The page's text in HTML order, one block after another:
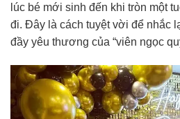
lúc bé mới sinh đến khi tròn một
đi. Đây là cách tuyệt vời để nhắc
đầy yêu thương của “viên ngọc